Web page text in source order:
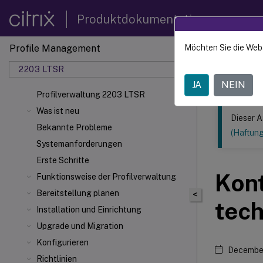
Produktdokumentation
Profile Management
2203 LTSR
Profilverwaltung 2203 LTSR
Was ist neu
Bekannte Probleme
Systemanforderungen
Erste Schritte
Funktionsweise der Profilverwaltung
Bereitstellung planen
Installation und Einrichtung
Upgrade und Migration
Konfigurieren
Richtlinien
Dieser Inhalt
<
Dieser
Möchten Sie die
JA NEIN